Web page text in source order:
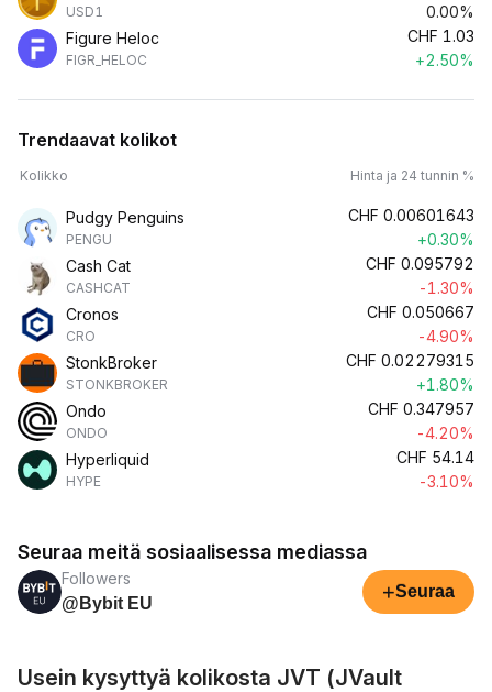
USD1
0.00%
Figure Heloc
FIGR_HELOC
CHF 1.03
+2.50%
Trendaavat kolikot
Kolikko Hinta ja 24 tunnin %
Pudgy Penguins
PENGU
CHF 0.00601643
+0.30%
Cash Cat
CASHCAT
CHF 0.095792
-1.30%
Cronos
CRO
CHF 0.050667
-4.90%
StonkBroker
STONKBROKER
CHF 0.02279315
+1.80%
Ondo
ONDO
CHF 0.347957
-4.20%
Hyperliquid
HYPE
CHF 54.14
-3.10%
Seuraa meitä sosiaalisessa mediassa
Followers
@Bybit EU
+Seuraa
Usein kysyttyä kolikosta JVT (JVault